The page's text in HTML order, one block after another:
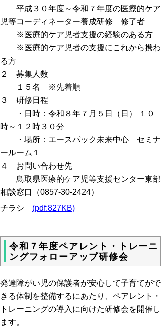
平成３０年度～令和７年度の医療的ケア
児等コーディネーター養成研修 修了者
※医療的ケア児者支援の経験のある方
※医療的ケア児者の支援にこれから携わ
る方
２ 募集人数
１５名 ※先着順
３ 研修日程
・日時：令和８年７月５日（日） １０
時～１２時３０分
・場所：エースパック未来中心 セミナ
ールーム１
４ お問い合わせ先
鳥取県医療的ケア児等支援センター東部
相談窓口（0857-30-2424）
チラシ (pdf:827KB)
令和７年度ペアレント・トレーニ
ングフォローアップ研修会
発達障がい児の保護者が安心して子育てがで
きる体制を整備するにあたり、ペアレント・
トレーニングの導入に向けた研修会を開催し
ます。